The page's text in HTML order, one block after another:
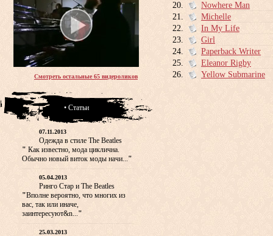
Nowhere Man
Michelle
In My Life
Girl
Paperback Writer
Eleanor Rigby
Yellow Submarine
Смотреть остальные 65 видероликов
• Статьи
07.11.2013
Одежда в стиле The Beatles
" Как известно, мода циклична.
Обычно новый виток моды начи..."
05.04.2013
Ринго Стар и The Beatles
"Вполне вероятно, что многих из
вас, так или иначе,
заинтересуют&n..."
25.03.2013